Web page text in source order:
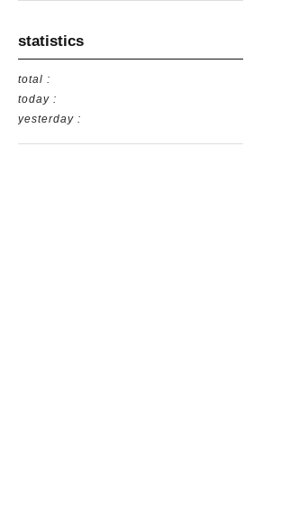
statistics
total :
today :
yesterday :